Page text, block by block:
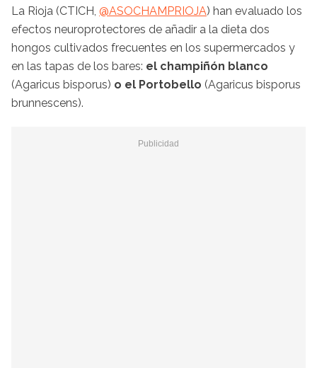
La Rioja (CTICH, @ASOCHAMPRIOJA) han evaluado los
efectos neuroprotectores de añadir a la dieta dos
hongos cultivados frecuentes en los supermercados y
en las tapas de los bares: el champiñón blanco
(Agaricus bisporus) o el Portobello (Agaricus bisporus
brunnescens).